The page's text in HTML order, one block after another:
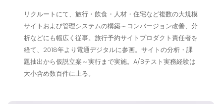
リクルートにて、旅行・飲食・人材・住宅など複数の大規模
サイトおよび管理システムの構築～コンバージョン改善、分
析などにも幅広く従事。旅行予約サイトプロダクト責任者を
経て、2018年より電通デジタルに参画。サイトの分析・課
題抽出から仮説立案～実行まで実施。A/Bテスト実務経験は
大小含め数百件に上る。